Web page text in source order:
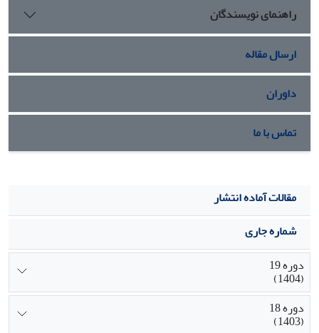
راهنمای نویسندگان
ارسال مقاله
داوران
تماس با ما
مقالات آماده انتشار
شماره جاری
دوره 19
(1404)
دوره 18
(1403)